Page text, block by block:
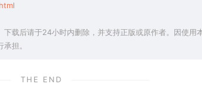
载后请于24小时内删除，并支持正版或原作者。因使用
担。
THE END